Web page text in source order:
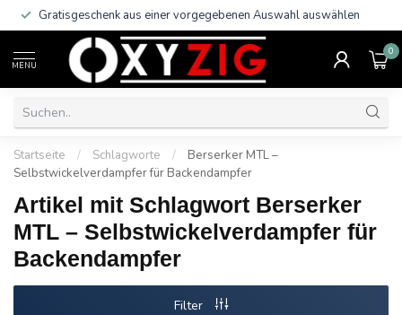
Gratisgeschenk aus einer vorgegebenen Auswahl auswählen
MENU
0
Startseite / Schlagworte /
Berserker MTL –
Selbstwickelverdampfer für Backendampfer
Artikel mit Schlagwort Berserker
MTL – Selbstwickelverdampfer für
Backendampfer
Filter